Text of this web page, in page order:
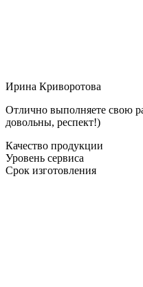
Ирина Криворотова
Отлично выполняете свою
довольны, респект!)
Качество продукции
Уровень сервиса
Срок изготовления